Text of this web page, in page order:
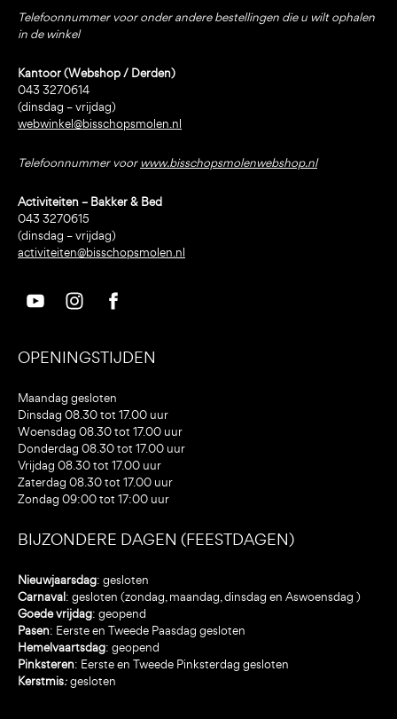
Telefoonnummer voor onder andere bestellingen die u wilt ophalen
in de winkel
Kantoor (Webshop / Derden)
043 3270614
(dinsdag – vrijdag)
webwinkel@bisschopsmolen.nl
Telefoonnummer voor www.bisschopsmolenwebshop.nl
Activiteiten – Bakker & Bed
043 3270615
(dinsdag – vrijdag)
activiteiten@bisschopsmolen.nl
OPENINGSTIJDEN
Maandag gesloten
Dinsdag 08.30 tot 17.00 uur
Woensdag 08.30 tot 17.00 uur
Donderdag 08.30 tot 17.00 uur
Vrijdag 08.30 tot 17.00 uur
Zaterdag 08.30 tot 17.00 uur
Zondag 09:00 tot 17:00 uur
BIJZONDERE DAGEN (FEESTDAGEN)
Nieuwjaarsdag: gesloten
Carnaval: gesloten (zondag, maandag, dinsdag en Aswoensdag )
Goede vrijdag: geopend
Pasen: Eerste en Tweede Paasdag gesloten
Hemelvaartsdag: geopend
Pinksteren: Eerste en Tweede Pinksterdag gesloten
Kerstmis:gesloten